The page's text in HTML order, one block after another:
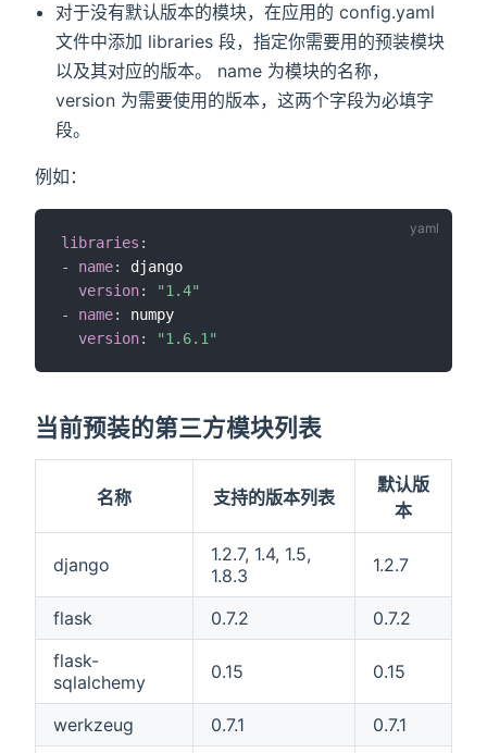
对于没有默认版本的模块，在应用的 config.yaml
文件中添加 libraries 段，指定你需要用的预装模块
以及其对应的版本。 name 为模块的名称，
version 为需要使用的版本，这两个字段为必填字
段。
例如：
libraries :
-
name:
django
version:
"1.4"
-
name:
numpy
version: "1.6.1"
当前预装的第三方模块列表
名称 支持的版本列表
默认版
本
django
1.2.7, 1.4, 1.5,
1.8.3
1.2.7
flask 0.7.2
0.7.2
flask-
sqlalchemy
0.15 0.15
werkzeug 0.7.1 0.7.1